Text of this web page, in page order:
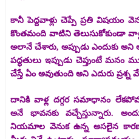
కానీ పెద్దవాళ్లు చెప్పే ప్రతి విషయం
కొంతమంది వాటిని తెలుసుకోకుండా
అలానే చేశారు, అప్పుడు ఎందుకు అని
పద్ధతులు ఇప్పుడు చెప్తుంటే
చేస్తే ఏం అవుతుంది అని ఎదురు ప్రశ్న
దానికి వాళ్ల దగ్గర సమాధానం
అనే భావనకు వచ్చేస్తున్నారు.
నియమాల వెనుక ఉన్న అసలైన